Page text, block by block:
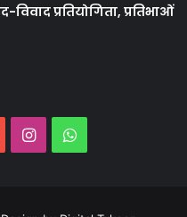
विवाद प्रतियोगिता, प्रतिभाओं
InstagramWhatsApp